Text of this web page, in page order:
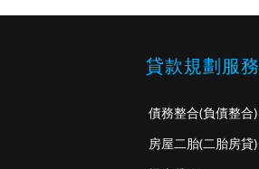
貸款規劃服務
債務整合(負債整合)
房屋二胎(二胎房貸)